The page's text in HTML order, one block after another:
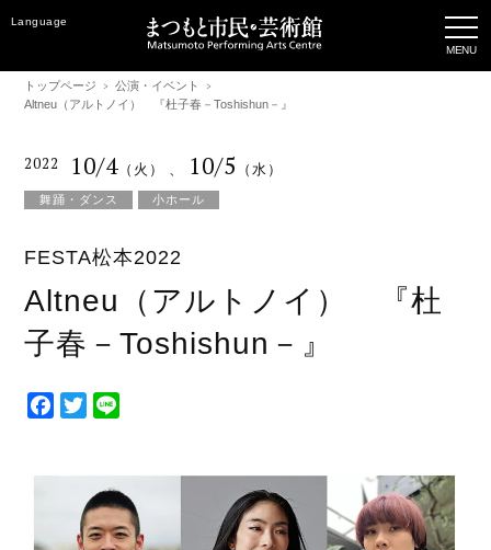
Language
トップページ
公演・イベント
Altneu（アルトノイ） 『杜子春－Toshishun－』
2022 10/4 （火） 、 10/5 （水）
舞踊・ダンス 小ホール
FESTA松本2022
Altneu（アルトノイ） 『杜
子春－Toshishun－』
F
T
t
e